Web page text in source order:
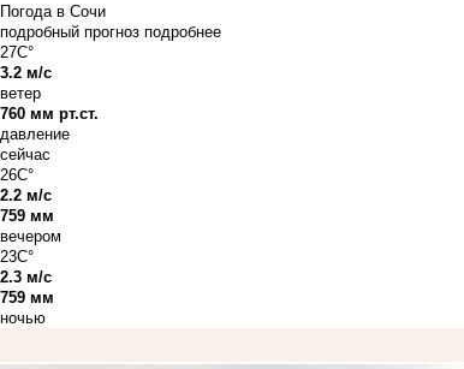
Погода в Сочи
подробный прогноз подробнее
27C°
3.2 м/с
ветер
760 мм рт.ст.
давление
сейчас
26C°
2.2 м/с
759 мм
вечером
23C°
2.3 м/с
759 мм
ночью